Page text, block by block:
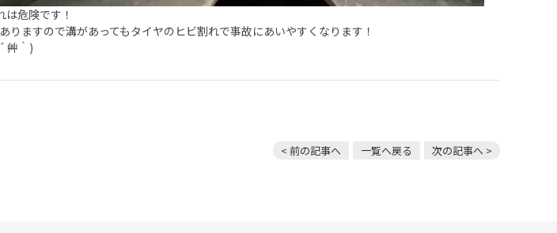
危険です！
りますので溝があってもタイヤのヒビ割れで事故にあいやすくなります！
艸｀)
< 前の記事へ 一覧へ戻る 次の記事へ >